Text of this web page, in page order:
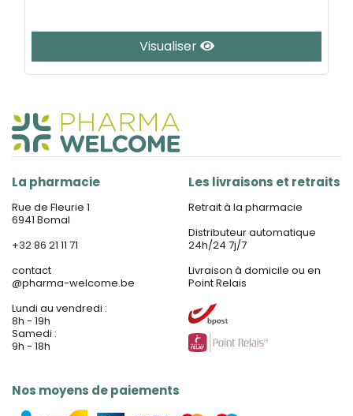
Visualiser
La pharmacie
Rue de Fleurie 1
6941 Bomal
+32 86 21 11 71
contact
@pharma-welcome.be
Lundi au vendredi :
8h - 19h
Samedi :
9h - 18h
Nos moyens de paiements
Les livraisons et retraits
Retrait à la pharmacie
Distributeur automatique
24h/24 7j/7
Livraison à domicile ou en
Point Relais